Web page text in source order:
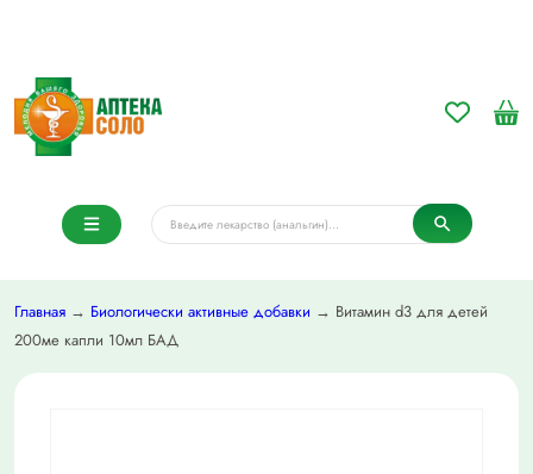
Главная → Биологически активные добавки → Витамин d3 для детей
200ме капли 10мл БАД